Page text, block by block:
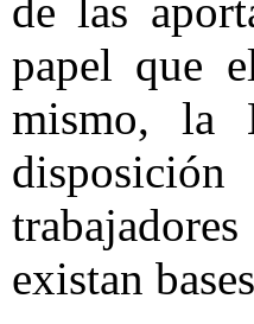
de las
papel que
mismo, la
existan